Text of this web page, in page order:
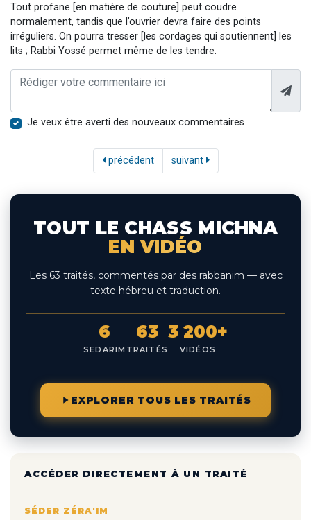
Tout profane [en matière de couture] peut coudre
normalement, tandis que l’ouvrier devra faire des points
irréguliers. On pourra tresser [les cordages qui soutiennent] les
lits ; Rabbi Yossé permet même de les tendre.
Je veux être averti des nouveaux commentaires
précédent suivant
TOUT LE CHASS MICHNA
EN VIDÉO
Les 63 traités, commentés par des rabbanim — avec
texte hébreu et traduction.
6
SEDARIM
63
TRAITÉS
3 200+
VIDÉOS
EXPLORER TOUS LES TRAITÉS
ACCÉDER DIRECTEMENT À UN TRAITÉ
SÉDER ZÉRA'IM